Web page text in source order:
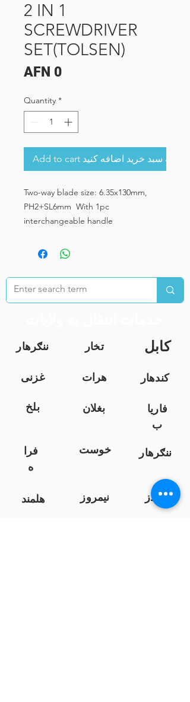
2 IN 1
SCREWDRIVER
SET(TOLSEN)
AFN 0Price
Quantity *
Add to cart به سبد خرید اضافه کنید
Two-way blade size: 6.35x130mm,
PH2+SL6mm With 1pc
interchangeable handle
ننګرهار تخار کابل
غزنی هرات
کندهار
بلخ
بغلان
فاریا
ب
فرا
ه
خوست ننګرهار
هلمند نیمروز
کندز